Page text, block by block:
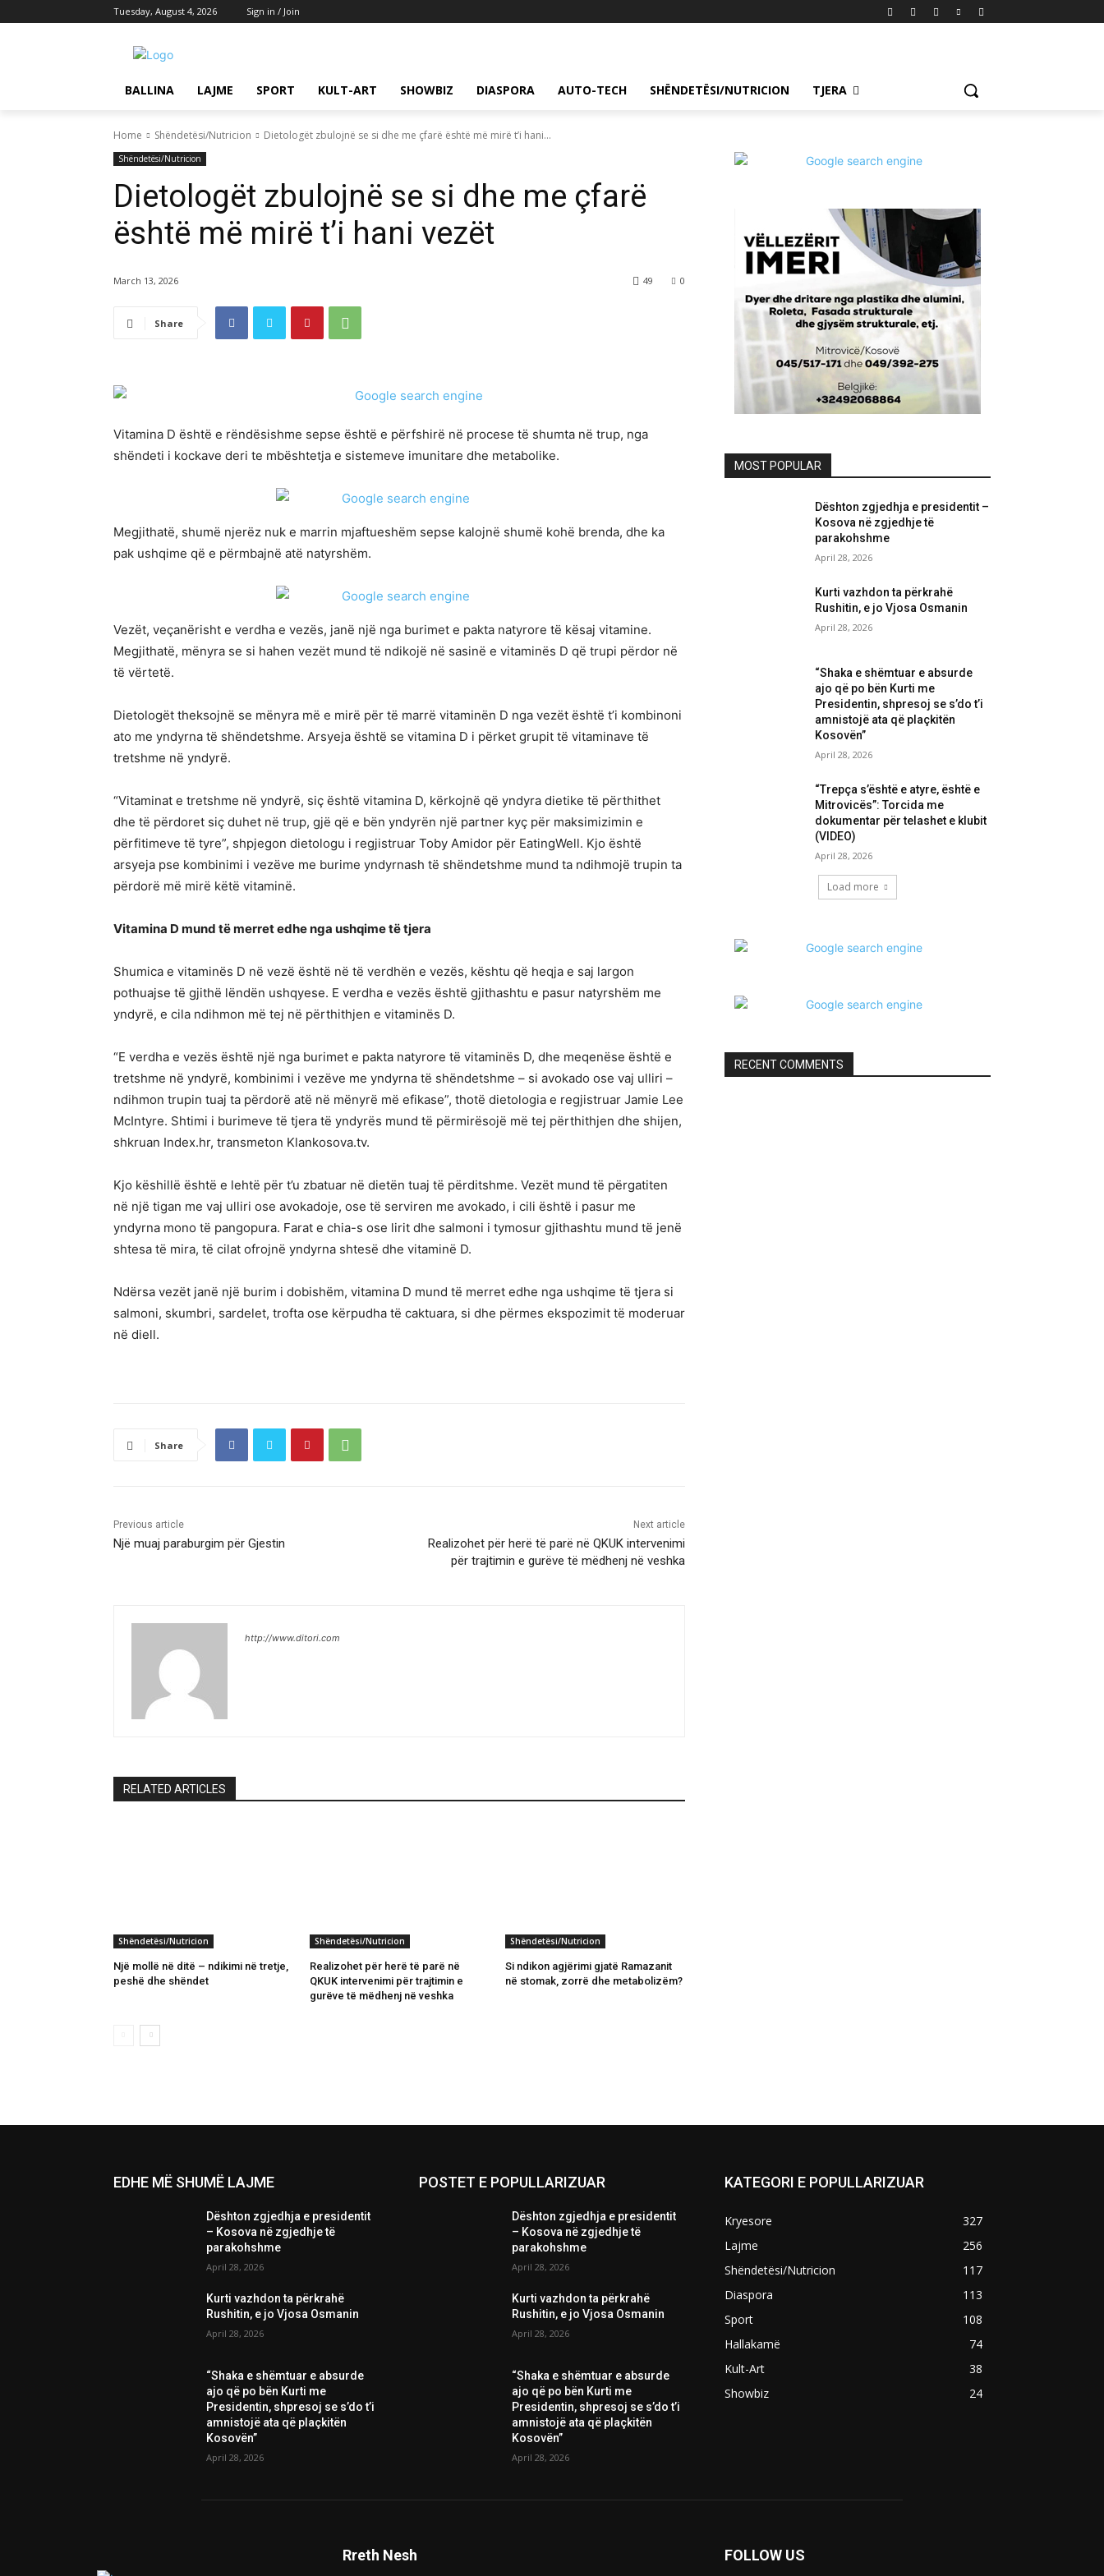
Tuesday, August 4, 2026 Sign in / Join
BALLINA LAJME SPORT KULT-ART SHOWBIZ DIASPORA AUTO-TECH SHËNDETËSI/NUTRICION TJERA
Home Shëndetësi/Nutricion Dietologët zbulojnë se si dhe me çfarë është më mirë t’i hani...
Shëndetësi/Nutricion
Dietologët zbulojnë se si dhe me çfarë
është më mirë t’i hani vezët
March 13, 2026 0
49
Share
Vitamina D është e rëndësishme sepse është e përfshirë në procese të shumta në trup, nga
shëndeti i kockave deri te mbështetja e sistemeve imunitare dhe metabolike.
Megjithatë, shumë njerëz nuk e marrin mjaftueshëm sepse kalojnë shumë kohë brenda, dhe ka
pak ushqime që e përmbajnë atë natyrshëm.
Vezët, veçanërisht e verdha e vezës, janë një nga burimet e pakta natyrore të kësaj vitamine.
Megjithatë, mënyra se si hahen vezët mund të ndikojë në sasinë e vitaminës D që trupi përdor në
të vërtetë.
Dietologët theksojnë se mënyra më e mirë për të marrë vitaminën D nga vezët është t’i kombinoni
ato me yndyrna të shëndetshme. Arsyeja është se vitamina D i përket grupit të vitaminave të
tretshme në yndyrë.
“Vitaminat e tretshme në yndyrë, siç është vitamina D, kërkojnë që yndyra dietike të përthithet
dhe të përdoret siç duhet në trup, gjë që e bën yndyrën një partner kyç për maksimizimin e
përfitimeve të tyre”, shpjegon dietologu i regjistruar Toby Amidor për EatingWell. Kjo është
arsyeja pse kombinimi i vezëve me burime yndyrnash të shëndetshme mund ta ndihmojë trupin ta
përdorë më mirë këtë vitaminë.
Vitamina D mund të merret edhe nga ushqime të tjera
Shumica e vitaminës D në vezë është në të verdhën e vezës, kështu që heqja e saj largon
pothuajse të gjithë lëndën ushqyese. E verdha e vezës është gjithashtu e pasur natyrshëm me
yndyrë, e cila ndihmon më tej në përthithjen e vitaminës D.
“E verdha e vezës është një nga burimet e pakta natyrore të vitaminës D, dhe meqenëse është e
tretshme në yndyrë, kombinimi i vezëve me yndyrna të shëndetshme – si avokado ose vaj ulliri –
ndihmon trupin tuaj ta përdorë atë në mënyrë më efikase”, thotë dietologia e regjistruar Jamie Lee
McIntyre. Shtimi i burimeve të tjera të yndyrës mund të përmirësojë më tej përthithjen dhe shijen,
shkruan Index.hr, transmeton Klankosova.tv.
Kjo këshillë është e lehtë për t’u zbatuar në dietën tuaj të përditshme. Vezët mund të përgatiten
në një tigan me vaj ulliri ose avokadoje, ose të serviren me avokado, i cili është i pasur me
yndyrna mono të pangopura. Farat e chia-s ose lirit dhe salmoni i tymosur gjithashtu mund të jenë
shtesa të mira, të cilat ofrojnë yndyrna shtesë dhe vitaminë D.
Ndërsa vezët janë një burim i dobishëm, vitamina D mund të merret edhe nga ushqime të tjera si
salmoni, skumbri, sardelet, trofta ose kërpudha të caktuara, si dhe përmes ekspozimit të moderuar
në diell.
Share
Previous article
Një muaj paraburgim për Gjestin
Next article
Realizohet për herë të parë në QKUK intervenimi
për trajtimin e gurëve të mëdhenj në veshka
http://www.ditori.com
RELATED ARTICLES
Shëndetësi/Nutricion
Një mollë në ditë – ndikimi në tretje,
peshë dhe shëndet
Shëndetësi/Nutricion
Realizohet për herë të parë në
QKUK intervenimi për trajtimin e
gurëve të mëdhenj në veshka
Shëndetësi/Nutricion
Si ndikon agjërimi gjatë Ramazanit
në stomak, zorrë dhe metabolizëm?
MOST POPULAR
Dështon zgjedhja e presidentit –
Kosova në zgjedhje të
parakohshme
April 28, 2026
Kurti vazhdon ta përkrahë
Rushitin, e jo Vjosa Osmanin
April 28, 2026
“Shaka e shëmtuar e absurde
ajo që po bën Kurti me
Presidentin, shpresoj se s’do t’i
amnistojë ata që plaçkitën
Kosovën”
April 28, 2026
“Trepça s’është e atyre, është e
Mitrovicës”: Torcida me
dokumentar për telashet e klubit
(VIDEO)
April 28, 2026
Load more
RECENT COMMENTS
EDHE MË SHUMË LAJME
Dështon zgjedhja e presidentit
– Kosova në zgjedhje të
parakohshme
April 28, 2026
Kurti vazhdon ta përkrahë
Rushitin, e jo Vjosa Osmanin
April 28, 2026
“Shaka e shëmtuar e absurde
ajo që po bën Kurti me
Presidentin, shpresoj se s’do t’i
amnistojë ata që plaçkitën
Kosovën”
April 28, 2026
POSTET E POPULLARIZUAR
Dështon zgjedhja e presidentit
– Kosova në zgjedhje të
parakohshme
April 28, 2026
Kurti vazhdon ta përkrahë
Rushitin, e jo Vjosa Osmanin
April 28, 2026
“Shaka e shëmtuar e absurde
ajo që po bën Kurti me
Presidentin, shpresoj se s’do t’i
amnistojë ata që plaçkitën
Kosovën”
April 28, 2026
KATEGORI E POPULLARIZUAR
Kryesore
327
Lajme
256
Shëndetësi/Nutricion
117
Diaspora
113
Sport
108
Hallakamë
74
Kult-Art
38
Showbiz
24
Rreth Nesh FOLLOW US